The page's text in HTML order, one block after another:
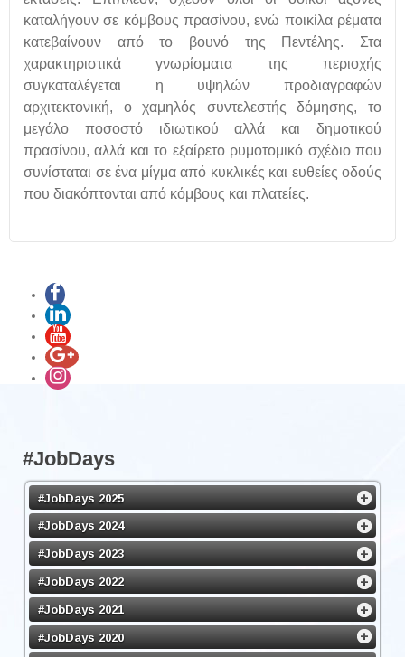
καταλήγουν σε κόμβους πρασίνου, ενώ ποικίλα ρέματα
κατεβαίνουν από το βουνό της Πεντέλης. Στα
χαρακτηριστικά γνωρίσματα της περιοχής
συγκαταλέγεται η υψηλών προδιαγραφών
αρχιτεκτονική, ο χαμηλός συντελεστής δόμησης, το
μεγάλο ποσοστό ιδιωτικού αλλά και δημοτικού
πρασίνου, αλλά και το εξαίρετο ρυμοτομικό σχέδιο που
συνίσταται σε ένα μίγμα από κυκλικές και ευθείες οδούς
που διακόπτονται από κόμβους και πλατείες.
#JobDays
#JobDays 2025
#JobDays 2024
#JobDays 2023
#JobDays 2022
#JobDays 2021
#JobDays 2020